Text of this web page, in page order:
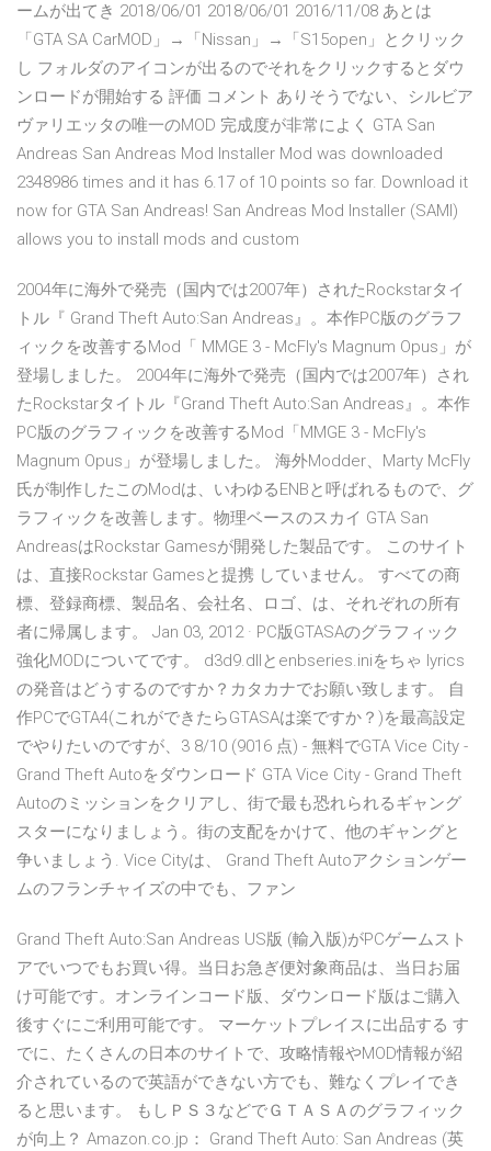
ームが出てき 2018/06/01 2018/06/01 2016/11/08 あとは
「GTA SA CarMOD」→「Nissan」→「S15open」とクリック
し フォルダのアイコンが出るのでそれをクリックするとダウ
ンロードが開始する 評価 コメント ありそうでない、シルビア
ヴァリエッタの唯一のMOD 完成度が非常によく GTA San
Andreas San Andreas Mod Installer Mod was downloaded
2348986 times and it has 6.17 of 10 points so far. Download it
now for GTA San Andreas! San Andreas Mod Installer (SAMI)
allows you to install mods and custom
2004年に海外で発売（国内では2007年）されたRockstarタイ
トル『 Grand Theft Auto:San Andreas』。本作PC版のグラフ
ィックを改善するMod「 MMGE 3 - McFly's Magnum Opus」が
登場しました。 2004年に海外で発売（国内では2007年）され
たRockstarタイトル『Grand Theft Auto:San Andreas』。本作
PC版のグラフィックを改善するMod「MMGE 3 - McFly's
Magnum Opus」が登場しました。 海外Modder、Marty McFly
氏が制作したこのModは、いわゆるENBと呼ばれるもので、グ
ラフィックを改善します。物理ベースのスカイ GTA San
AndreasはRockstar Gamesが開発した製品です。 このサイト
は、直接Rockstar Gamesと提携 していません。 すべての商
標、登録商標、製品名、会社名、ロゴ、は、それぞれの所有
者に帰属します。 Jan 03, 2012 · PC版GTASAのグラフィック
強化MODについてです。 d3d9.dllとenbseries.iniをちゃ lyrics
の発音はどうするのですか？カタカナでお願い致します。 自
作PCでGTA4(これができたらGTASAは楽ですか？)を最高設定
でやりたいのですが、3 8/10 (9016 点) - 無料でGTA Vice City -
Grand Theft Autoをダウンロード GTA Vice City - Grand Theft
Autoのミッションをクリアし、街で最も恐れられるギャング
スターになりましょう。街の支配をかけて、他のギャングと
争いましょう. Vice Cityは、 Grand Theft Autoアクションゲー
ムのフランチャイズの中でも、ファン
Grand Theft Auto:San Andreas US版 (輸入版)がPCゲームスト
アでいつでもお買い得。当日お急ぎ便対象商品は、当日お届
け可能です。オンラインコード版、ダウンロード版はご購入
後すぐにご利用可能です。 マーケットプレイスに出品する す
でに、たくさんの日本のサイトで、攻略情報やMOD情報が紹
介されているので英語ができない方でも、難なくプレイでき
ると思います。 もしＰＳ３などでＧＴＡＳＡのグラフィック
が向上？ Amazon.co.jp： Grand Theft Auto: San Andreas (英